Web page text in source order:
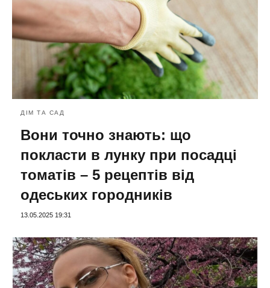
ДІМ ТА САД
Вони точно знають: що
покласти в лунку при посадці
томатів – 5 рецептів від
одеських городників
13.05.2025 19:31